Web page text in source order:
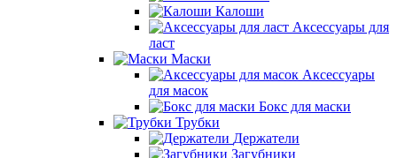
Калоши
Аксессуары для
ласт
Маски
Аксессуары
для масок
Бокс для маски
Трубки
Держатели
Загубники